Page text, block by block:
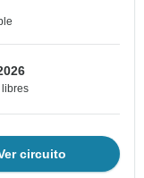
circuito